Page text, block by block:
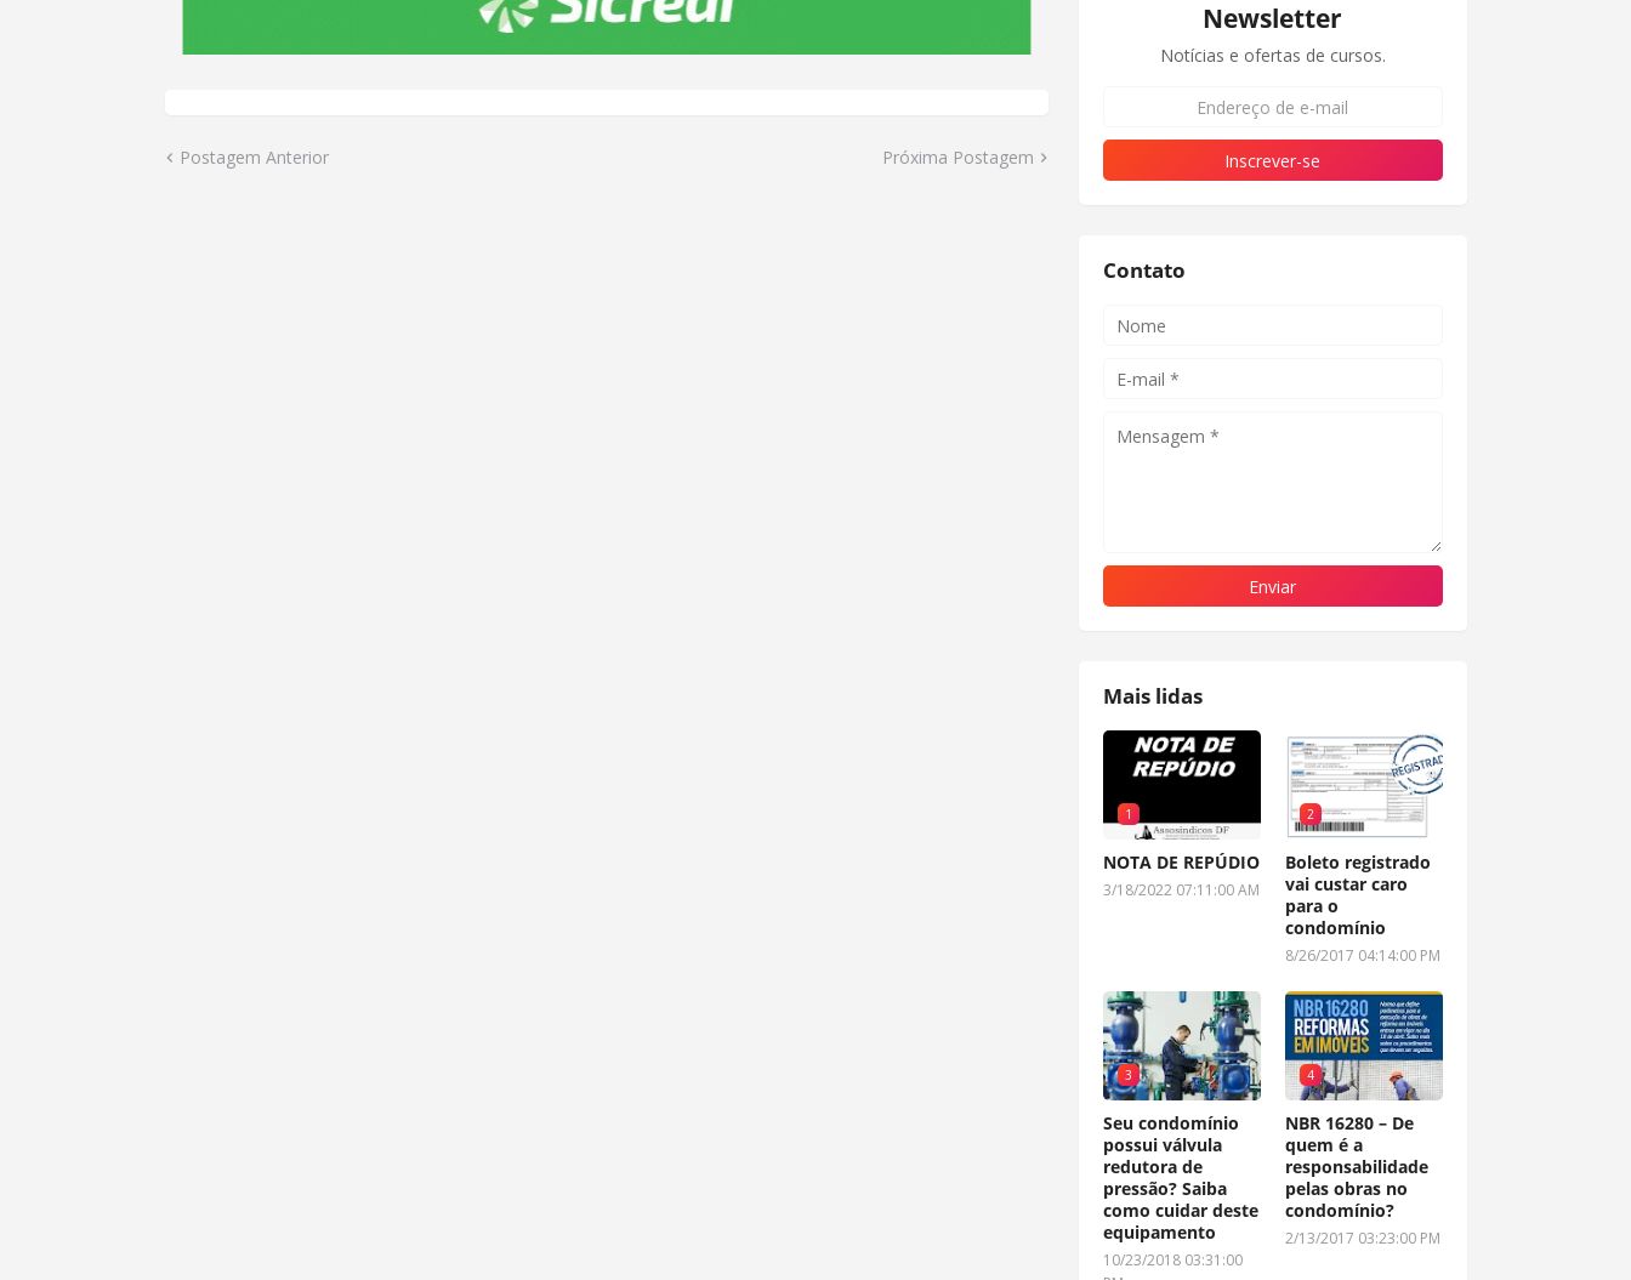
Postagem Anterior Próxima Postagem
Newsletter
Notícias e ofertas de cursos.
Contato
Mais lidas
1
NOTA DE REPÚDIO
3/18/2022 07:11:00 AM
2
Boleto registrado
vai custar caro
para o
condomínio
8/26/2017 04:14:00 PM
3
Seu condomínio
possui válvula
redutora de
pressão? Saiba
como cuidar deste
equipamento
10/23/2018 03:31:00
4
NBR 16280 – De
quem é a
responsabilidade
pelas obras no
condomínio?
2/13/2017 03:23:00 PM